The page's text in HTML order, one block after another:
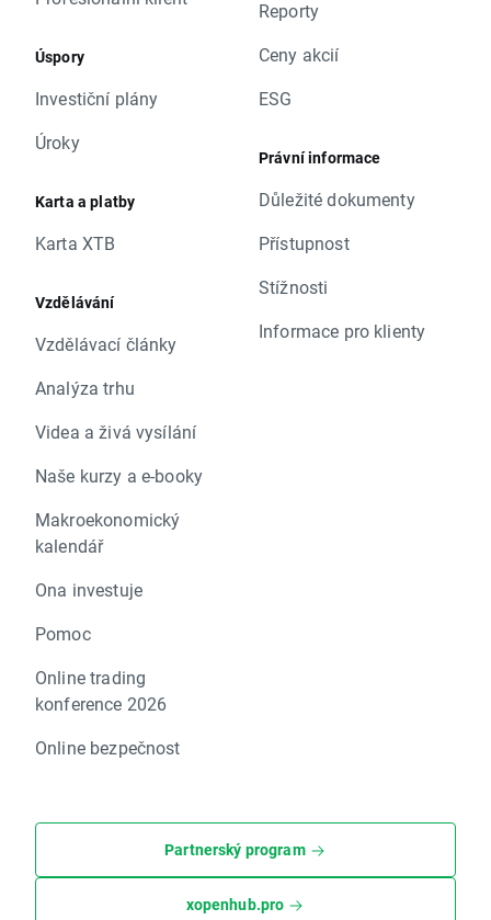
Úspory
Investiční plány
Úroky
Karta a platby
Karta XTB
Vzdělávání
Vzdělávací články
Analýza trhu
Videa a živá vysílání
Naše kurzy a e-booky
Makroekonomický
kalendář
Ona investuje
Pomoc
Online trading
konference 2026
Online bezpečnost
Reporty
Ceny akcií
ESG
Právní informace
Důležité dokumenty
Přístupnost
Stížnosti
Informace pro klienty
Partnerský program
xopenhub.pro